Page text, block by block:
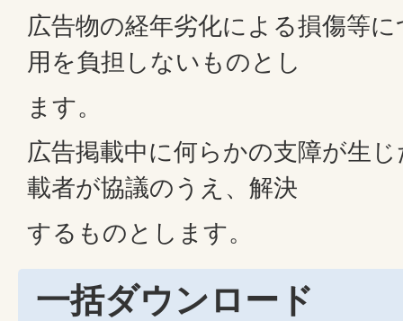
広告物の経年劣化による損傷等
用を負担しないものとし
ます。
広告掲載中に何らかの支障が生
載者が協議のうえ、解決
するものとします。
一括ダウンロード